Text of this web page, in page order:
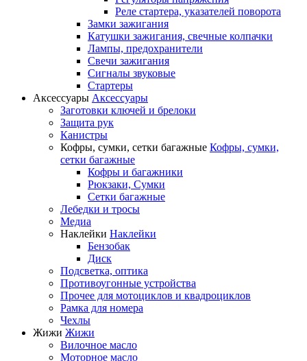
Реле стартера, указателей поворота
Замки зажигания
Катушки зажигания, свечные колпачки
Лампы, предохранители
Свечи зажигания
Сигналы звуковые
Стартеры
Аксессуары Аксессуары
Заготовки ключей и брелоки
Защита рук
Канистры
Кофры, сумки, сетки багажные Кофры, сумки,
сетки багажные
Кофры и багажники
Рюкзаки, Сумки
Сетки багажные
Лебедки и тросы
Медиа
Наклейки Наклейки
Бензобак
Диск
Подсветка, оптика
Противоугонные устройства
Прочее для мотоциклов и квадроциклов
Рамка для номера
Чехлы
Жижи Жижи
Вилочное масло
Моторное масло